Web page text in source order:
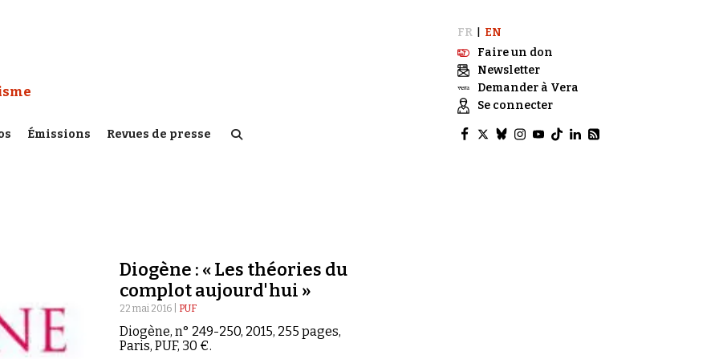
:
Émissions Revues de presse
FR
EN
Faire un don
Newsletter
Demander à Vera
Se connecter
Diogène : « Les théories du
complot aujourd'hui »
22 mai 2016 | PUF
Diogène, n° 249-250, 2015, 255 pages,
Paris, PUF, 30 €.